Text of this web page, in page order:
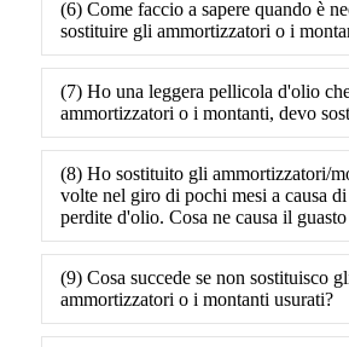
(6) Come faccio a sapere quando è
sostituire gli ammortizzatori o i
(7) Ho una leggera pellicola d'olio
ammortizzatori o i montanti, devo
(8) Ho sostituito gli ammortizzatori/
volte nel giro di pochi mesi a causa di
perdite d'olio. Cosa ne causa il
(9) Cosa succede se non sostituisco
ammortizzatori o i montanti usurati?